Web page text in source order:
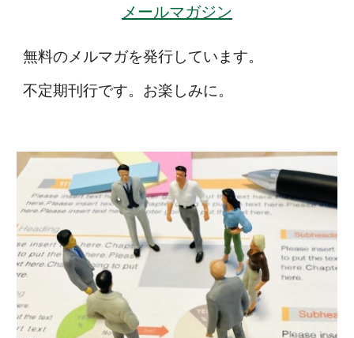
メールマガジン
無料のメルマガを発行しています。
不定期刊行です。お楽しみに。